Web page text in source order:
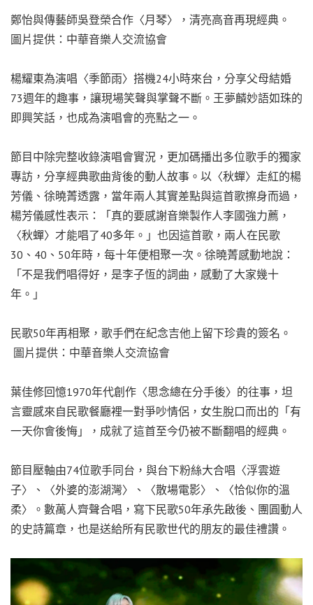
鄭怡與傳藝師吳登榮合作〈月琴〉，清亮高音再現經典。
圖片提供：中華音樂人交流協會
楊耀東為演唱〈季節雨〉搭機24小時來台，分享父母結婚
73週年的趣事，讓現場笑聲與掌聲不斷。王夢麟妙語如珠的
即興笑話，也成為演唱會的亮點之一。
節目中除完整收錄演唱會實況，更加碼播出多位歌手的獨家
專訪，分享經典歌曲背後的動人故事。以〈秋蟬〉走紅的楊
芳儀、徐曉菁透露，當年兩人其實差點與這首歌擦身而過，
楊芳儀感性表示：「真的要感謝音樂製作人李國強力薦，
〈秋蟬〉才能唱了40多年。」也因這首歌，兩人在民歌
30、40、50年時，每十年便相聚一次。徐曉菁感動地說：
「不是我們唱得好，是李子恆的詞曲，感動了大家幾十
年。」
民歌50年再相聚，歌手們在紀念吉他上留下珍貴的簽名。
圖片提供：中華音樂人交流協會
葉佳修回憶1970年代創作〈思念總在分手後〉的往事，坦
言靈感來自民歌餐廳裡一對爭吵情侶，女生脫口而出的「有
一天你會後悔」，成就了這首至今仍被不斷翻唱的經典。
節目壓軸由74位歌手同台，與台下粉絲大合唱〈浮雲遊
子〉、〈外婆的澎湖灣〉、〈散場電影〉、〈恰似你的溫
柔〉。數萬人齊聲合唱，寫下民歌50年承先啟後、團圓動人
的史詩篇章，也是送給所有民歌世代的朋友的最佳禮讚。